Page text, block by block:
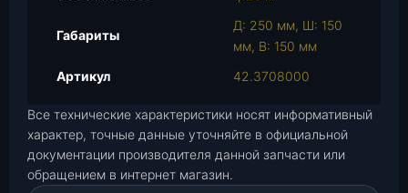
е
р
М
.
Габариты
Д: 250 мм, Ш: 150
мм, В: 150 мм
Артикул
42.3708000
Все технические характеристики носят информативный
характер, точные данные уточняйте в официальной
документации производителя данной запчасти или
обращением в интернет магазин.